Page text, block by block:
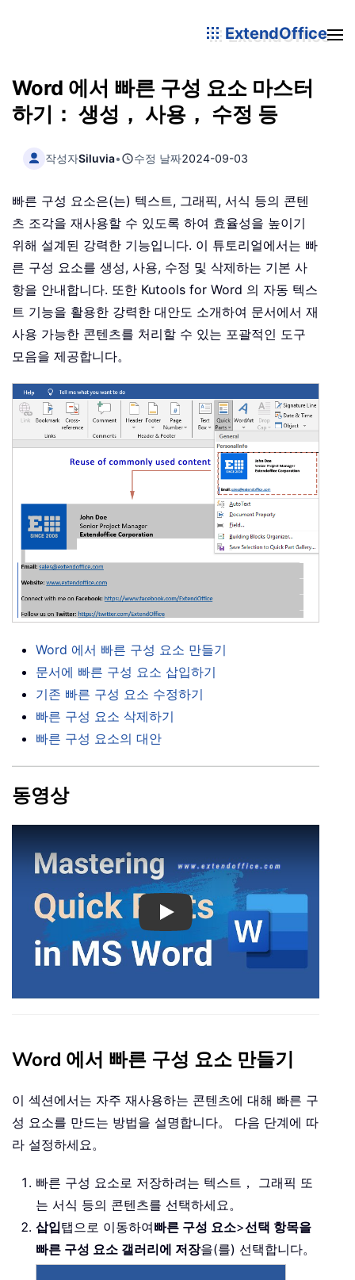
ExtendOffice
Word 에서 빠른 구성 요소 마스터
하기： 생성， 사용， 수정 등
작성자Siluvia• 수정 날짜2024-09-03
빠른 구성 요소은(는) 텍스트, 그래픽, 서식 등의 콘텐
츠 조각을 재사용할 수 있도록 하여 효율성을 높이기
위해 설계된 강력한 기능입니다. 이 튜토리얼에서는 빠
른 구성 요소를 생성, 사용, 수정 및 삭제하는 기본 사
항을 안내합니다. 또한 Kutools for Word 의 자동 텍스
트 기능을 활용한 강력한 대안도 소개하여 문서에서 재
사용 가능한 콘텐츠를 처리할 수 있는 포괄적인 도구
모음을 제공합니다。
Word 에서 빠른 구성 요소 만들기
문서에 빠른 구성 요소 삽입하기
기존 빠른 구성 요소 수정하기
빠른 구성 요소 삭제하기
빠른 구성 요소의 대안
동영상
Play
Word 에서 빠른 구성 요소 만들기
이 섹션에서는 자주 재사용하는 콘텐츠에 대해 빠른 구
성 요소를 만드는 방법을 설명합니다。 다음 단계에 따
라 설정하세요。
빠른 구성 요소로 저장하려는 텍스트， 그래픽 또
는 서식 등의 콘텐츠를 선택하세요。
삽입탭으로 이동하여빠른 구성 요소>선택 항목을
빠른 구성 요소 갤러리에 저장을(를) 선택합니다。